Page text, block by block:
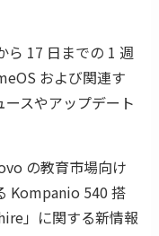
ら 17 日までの 1 週
および関連す
スやアップデート
の教育市場向け
Kompanio 540 搭
」に関する新情報